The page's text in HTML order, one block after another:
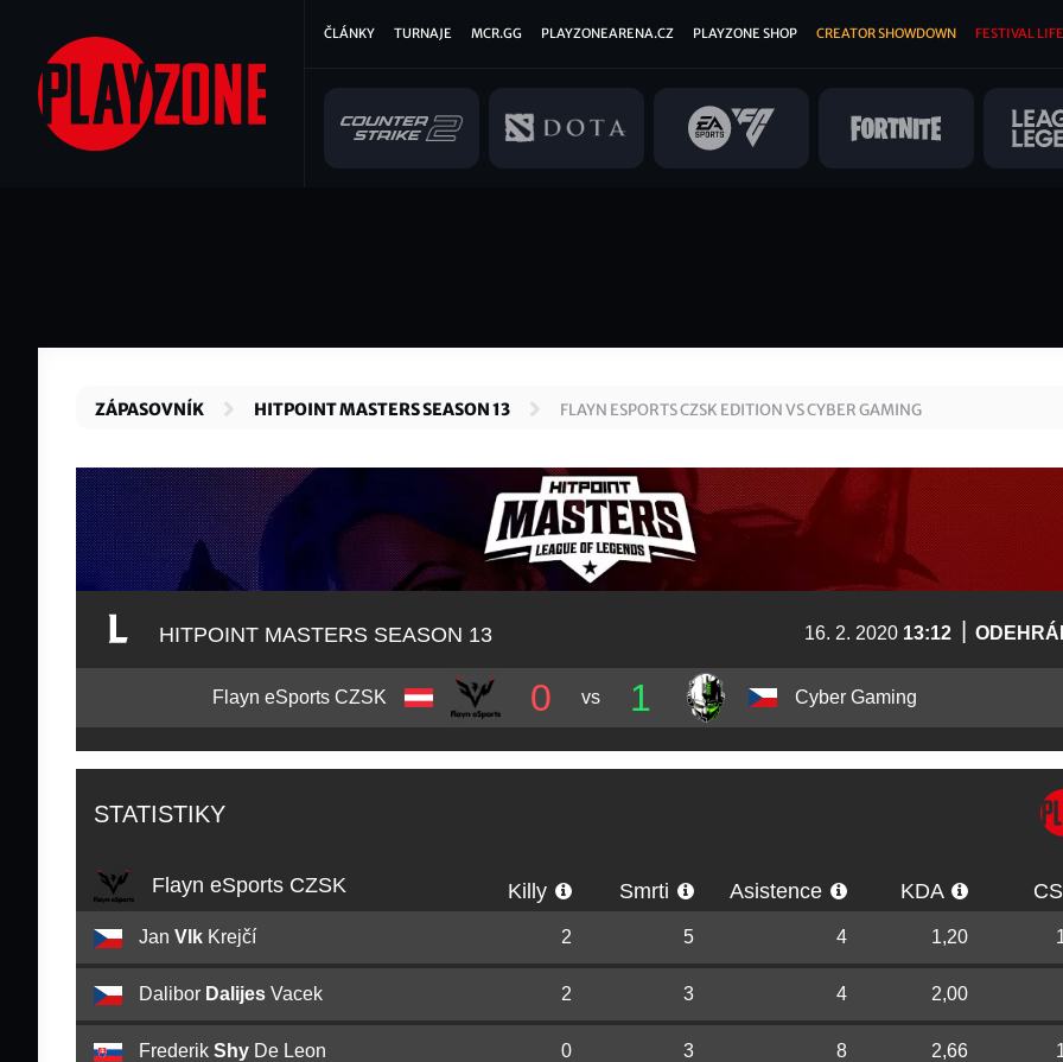
hlavnímu
obsahu
Hlavní
ČLÁNKY TURNAJE MCR.GG PLAYZONEARENA.CZ PLAYZONE SHOP CREATOR SHOWDOWN FESTIVAL
ZÁPASOVNÍK HITPOINT MASTERS SEASON 13 FLAYN ESPORTS CZSK EDITION VS CYBER GAMING
HITPOINT MASTERS SEASON 13 16. 2. 2020 13:12
Flayn eSports CZSK 0 vs 1 Cyber Gaming
STATISTIKY
Flayn eSports CZSK Killy Smrti Asistence KDA
Jan Vlk Krejčí 2 5 4 1,20
Dalibor Dalijes Vacek 2 3 4 2,00
Frederik Shy De Leon 0 3 8 2,66